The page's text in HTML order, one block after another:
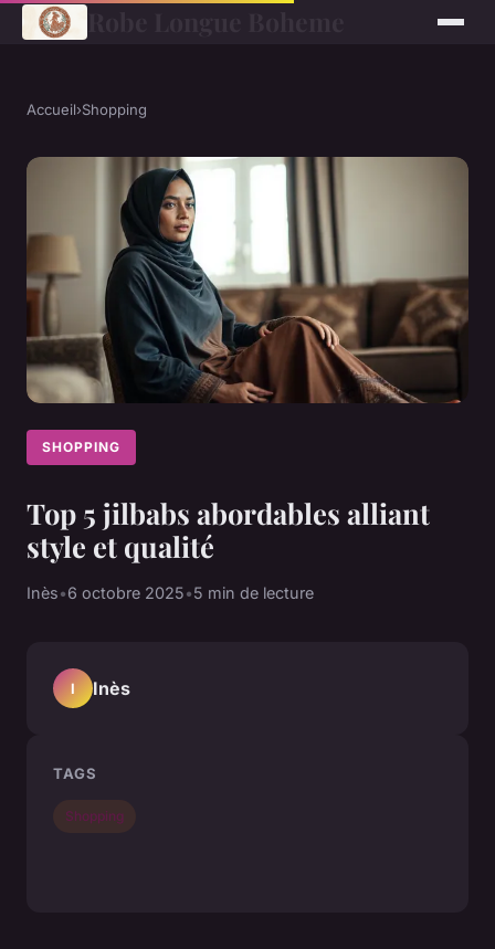
Accueil›Shopping
SHOPPING
Top 5 jilbabs abordables alliant
style et qualité
Inès•6 octobre 2025•5 min de lecture
I Inès
TAGS
Shopping